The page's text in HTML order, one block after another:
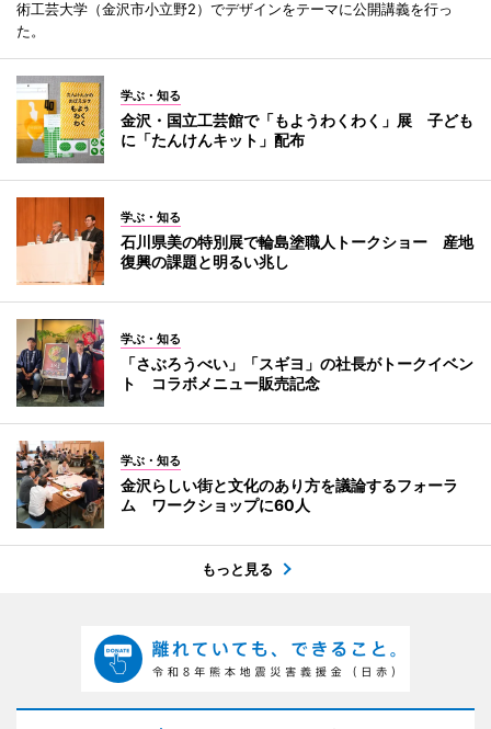
術工芸大学（金沢市小立野2）でデザインをテーマに公開講義を行っ
た。
学ぶ・知る
金沢・国立工芸館で「もようわくわく」展 子ども
に「たんけんキット」配布
学ぶ・知る
石川県美の特別展で輪島塗職人トークショー 産地
復興の課題と明るい兆し
学ぶ・知る
「さぶろうべい」「スギヨ」の社長がトークイベン
ト コラボメニュー販売記念
学ぶ・知る
金沢らしい街と文化のあり方を議論するフォーラ
ム ワークショップに60人
もっと見る